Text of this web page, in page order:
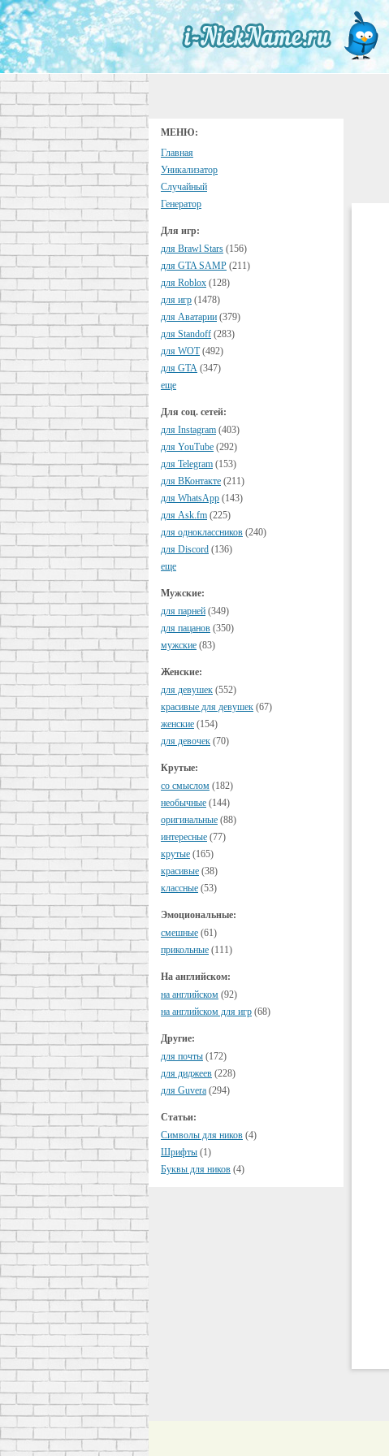
МЕНЮ:
Главная
Уникализатор
Случайный
Генератор
Для игр:
для Brawl Stars (156)
для GTA SAMP (211)
для Roblox (128)
для игр (1478)
для Аватарии (379)
для Standoff (283)
для WOT (492)
для GTA (347)
еще
Для соц. сетей:
для Instagram (403)
для YouTube (292)
для Telegram (153)
для ВКонтакте (211)
для WhatsApp (143)
для Ask.fm (225)
для одноклассников (240)
для Discord (136)
еще
Мужские:
для парней (349)
для пацанов (350)
мужские (83)
Женские:
для девушек (552)
красивые для девушек (67)
женские (154)
для девочек (70)
Крутые:
cо смыслом (182)
необычные (144)
оригинальные (88)
интересные (77)
крутые (165)
красивые (38)
классные (53)
Эмоциональные:
смешные (61)
прикольные (111)
На английском:
на английском (92)
на английском для игр (68)
Другие:
для почты (172)
для диджеев (228)
для Guvera (294)
Статьи:
Символы для ников (4)
Шрифты (1)
Буквы для ников (4)